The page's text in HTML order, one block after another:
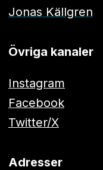
Jonas Källgren
Övriga kanaler
Instagram
Facebook
Twitter/X
Adresser